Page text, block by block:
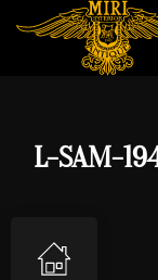
L-SAM-